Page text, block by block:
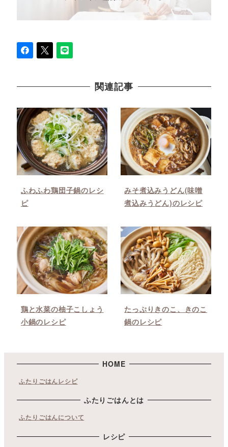
関連記事
ふわふわ鶏団子鍋のレシ
ピ
みそ煮込みうどん(味噌
煮込みうどん)のレシピ
鶏と水菜の柚子こしょう
小鍋のレシピ
たっぷりきのこ、きのこ
鍋のレシピ
HOME
ふたりごはんレシピ
ふたりごはんとは
ふたりごはんについて
レシピ